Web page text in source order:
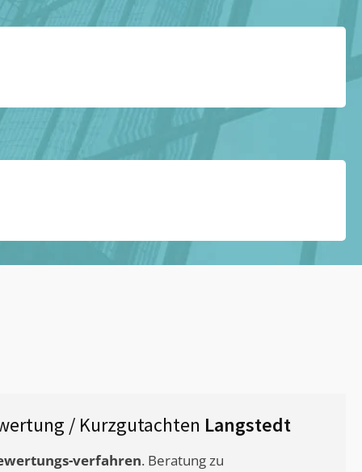
/ Kurzgutachten Langstedt
verfahren. Beratung zu